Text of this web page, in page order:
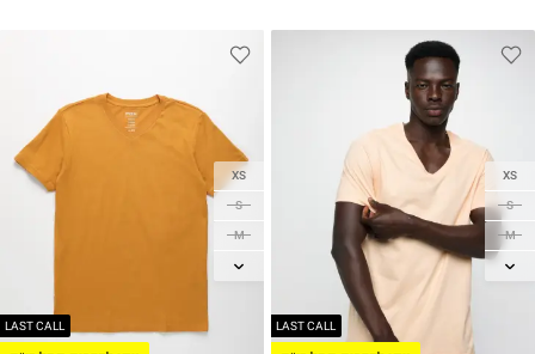
LAST CALL
XS
S
M
L
LAST CALL
XS
S
M
L